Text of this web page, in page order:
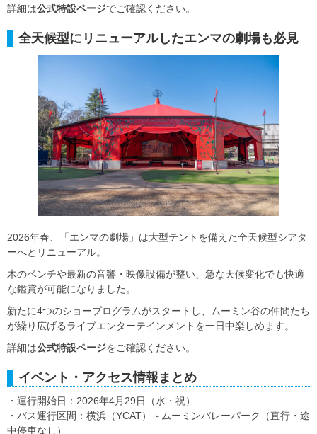
詳細は公式特設ページでご確認ください。
全天候型にリニューアルしたエンマの劇場も必見
2026年春、「エンマの劇場」は大型テントを備えた全天候型シアタ
ーへとリニューアル。
木のベンチや最新の音響・映像設備が整い、急な天候変化でも快適
な鑑賞が可能になりました。
新たに4つのショープログラムがスタートし、ムーミン谷の仲間たち
が繰り広げるライブエンターテインメントを一日中楽しめます。
詳細は公式特設ページをご確認ください。
イベント・アクセス情報まとめ
・運行開始日：2026年4月29日（水・祝）
・バス運行区間：横浜（YCAT）～ムーミンバレーパーク（直行・途
中停車なし）